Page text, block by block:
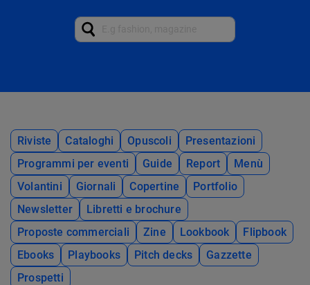
Riviste Cataloghi Opuscoli
Presentazioni
Programmi per eventi
Guide Report
Menù
Volantini
Giornali Copertine
Portfolio
Newsletter
Libretti e brochure
Proposte commerciali
Zine Lookbook
Flipbook
Ebooks
Playbooks Pitch decks
Gazzette
Prospetti